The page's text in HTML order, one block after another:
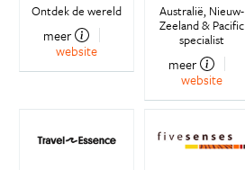
Ontdek de wereld
meer
website
Australië, Nieuw-
Zeeland & Pacific
specialist
meer
website